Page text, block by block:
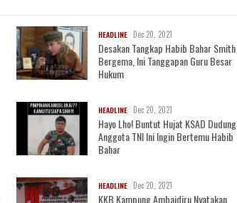
HEADLINE Dec 20, 2021
Desakan Tangkap Habib Bahar Smith
Bergema, Ini Tanggapan Guru Besar
Hukum
HEADLINE Dec 20, 2021
Hayo Lho! Buntut Hujat KSAD Dudung,
Anggota TNI Ini Ingin Bertemu Habib
Bahar
HEADLINE Dec 20, 2021
KKB Kampung Ambaidiru Nyatakan